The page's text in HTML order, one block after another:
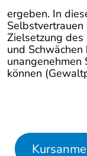
ergeben. In
Zielsetzung des
und
unangenehmen
können